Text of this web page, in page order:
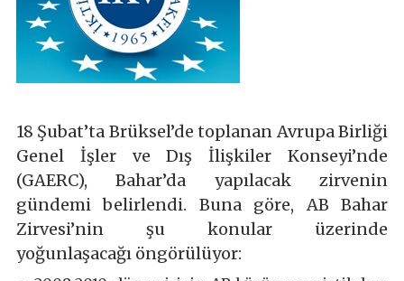
18 Şubat’ta Brüksel’de toplanan Avrupa Birliği
Genel İşler ve Dış İlişkiler Konseyi’nde
(GAERC), Bahar’da yapılacak zirvenin
gündemi belirlendi. Buna göre, AB Bahar
Zirvesi’nin şu konular üzerinde
yoğunlaşacağı öngörülüyor: